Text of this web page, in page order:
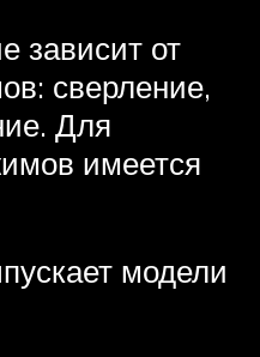
зависит от
сверление,
Для
имеется
модели